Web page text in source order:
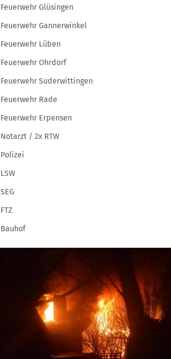
Feuerwehr Glüsingen
Feuerwehr Gannerwinkel
Feuerwehr Lüben
Feuerwehr Ohrdorf
Feuerwehr Suderwittingen
Feuerwehr Rade
Feuerwehr Erpensen
Notarzt / 2x RTW
Polizei
LSW
SEG
FTZ
Bauhof